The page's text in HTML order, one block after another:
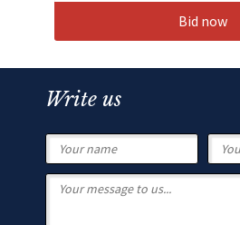
Bid now
Write us